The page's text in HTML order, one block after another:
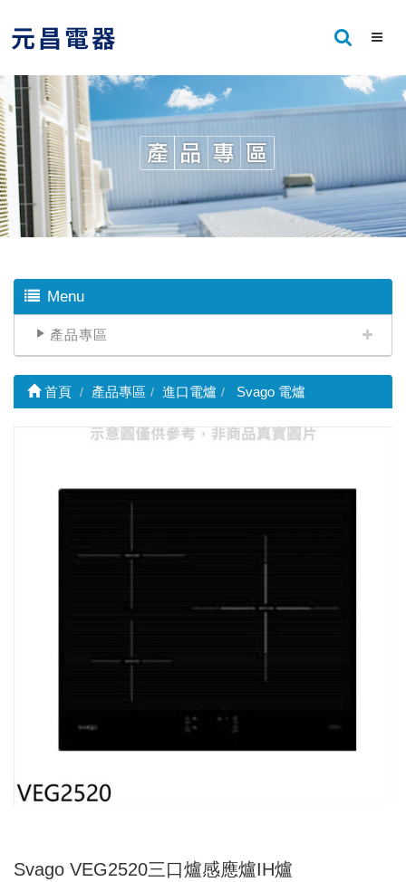
Menu
產品專區
首頁 產品專區 進口電爐 Svago 電爐
Svago VEG2520三口爐感應爐IH爐